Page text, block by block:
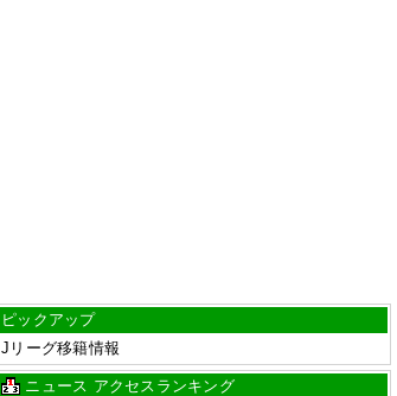
ピックアップ
Jリーグ移籍情報
ニュース アクセスランキング